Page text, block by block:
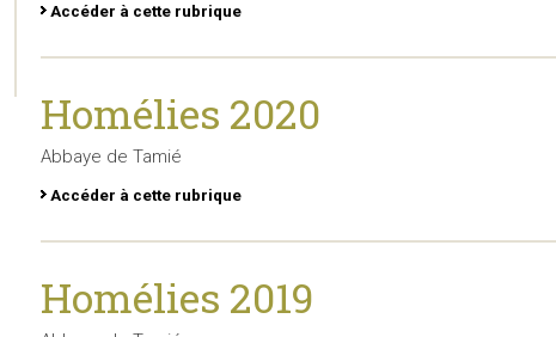
Accéder à cette rubrique
Homélies 2020
Abbaye de Tamié
Accéder à cette rubrique
Homélies 2019